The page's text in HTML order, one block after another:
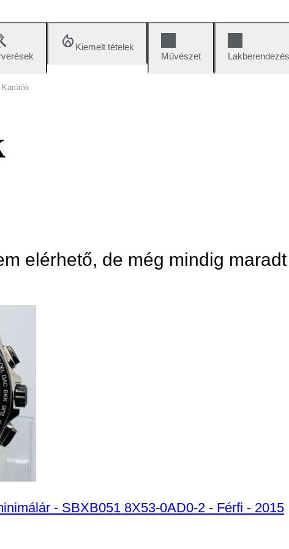
Kiemelt tételek
Művészet
Lakberendezés
Karórák
elérhető, de még mindig
- SBXB051 8X53-0AD0-2 - Férfi - 2015